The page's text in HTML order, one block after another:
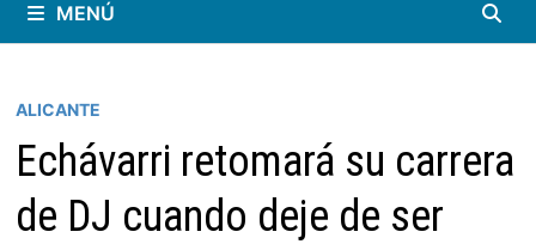
MENÚ
ALICANTE
Echávarri retomará su carrera
de DJ cuando deje de ser